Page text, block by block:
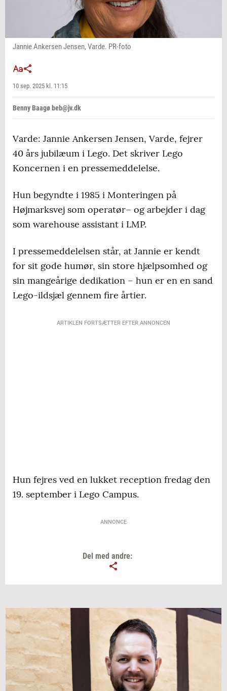
Jannie Ankersen Jensen, Varde. PR-foto
10 sep. 2025 kl. 11:15
Benny Baagø beb@jv.dk
Varde: Jannie Ankersen Jensen, Varde, fejrer
40 års jubilæum i Lego. Det skriver Lego
Koncernen i en pressemeddelelse.
Hun begyndte i 1985 i Monteringen på
Højmarksvej som operatør– og arbejder i dag
som warehouse assistant i LMP.
I pressemeddelelsen står, at Jannie er kendt
for sit gode humør, sin store hjælpsomhed og
sin mangeårige dedikation – hun er en en sand
Lego-ildsjæl gennem fire årtier.
ARTIKLEN FORTSÆTTER EFTER ANNONCEN
Hun fejres ved en lukket reception fredag den
19. september i Lego Campus.
ANNONCE
Del med andre: